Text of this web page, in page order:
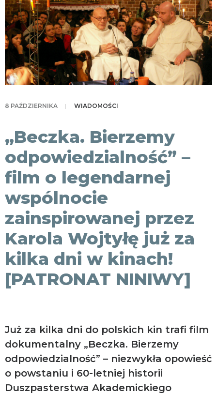
KONTAKT
8 PAŹDZIERNIKA | WIADOMOŚCI
„Beczka. Bierzemy
odpowiedzialność” –
film o legendarnej
wspólnocie
zainspirowanej przez
Karola Wojtyłę już za
kilka dni w kinach!
[PATRONAT NINIWY]
Już za kilka dni do polskich kin trafi film
dokumentalny „Beczka. Bierzemy
odpowiedzialność” – niezwykła opowieść
o powstaniu i 60-letniej historii
Duszpasterstwa Akademickiego